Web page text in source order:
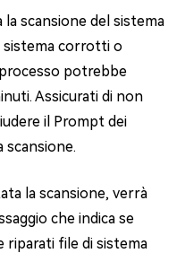
la scansione del sistema
sistema corrotti o
potrebbe
Assicurati di non
il Prompt dei
scansione.
la scansione, verrà
che indica se
file di sistema